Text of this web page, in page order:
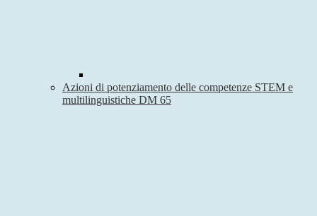
Azioni di potenziamento delle competenze STEM e
multilinguistiche DM 65